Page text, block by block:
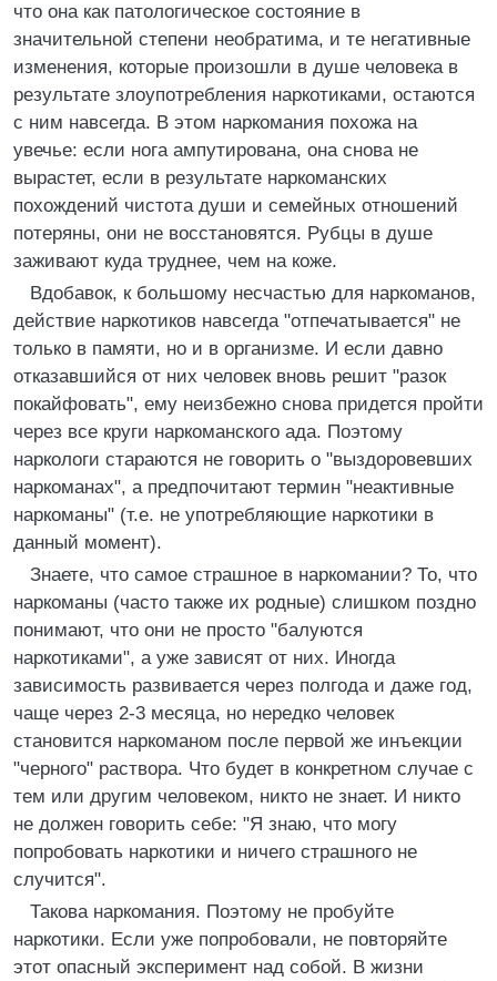
что она как патологическое состояние в
значительной степени необратима, и те негативные
изменения, которые произошли в душе человека в
результате злоупотребления наркотиками, остаются
с ним навсегда. В этом наркомания похожа на
увечье: если нога ампутирована, она снова не
вырастет, если в результате наркоманских
похождений чистота души и семейных отношений
потеряны, они не восстановятся. Рубцы в душе
заживают куда труднее, чем на коже.
Вдобавок, к большому несчастью для наркоманов,
действие наркотиков навсегда "отпечатывается" не
только в памяти, но и в организме. И если давно
отказавшийся от них человек вновь решит "разок
покайфовать", ему неизбежно снова придется пройти
через все круги наркоманского ада. Поэтому
наркологи стараются не говорить о "выздоровевших
наркоманах", а предпочитают термин "неактивные
наркоманы" (т.е. не употребляющие наркотики в
данный момент).
Знаете, что самое страшное в наркомании? То, что
наркоманы (часто также их родные) слишком поздно
понимают, что они не просто "балуются
наркотиками", а уже зависят от них. Иногда
зависимость развивается через полгода и даже год,
чаще через 2-3 месяца, но нередко человек
становится наркоманом после первой же инъекции
"черного" раствора. Что будет в конкретном случае с
тем или другим человеком, никто не знает. И никто
не должен говорить себе: "Я знаю, что могу
попробовать наркотики и ничего страшного не
случится".
Такова наркомания. Поэтому не пробуйте
наркотики. Если уже попробовали, не повторяйте
этот опасный эксперимент над собой. В жизни